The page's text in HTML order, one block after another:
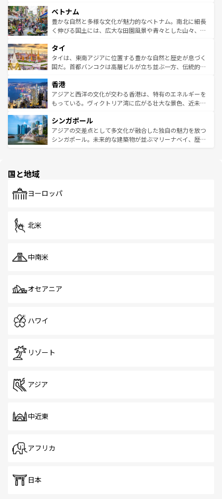
参照してほしい。
容にもいいと評判のスイーツなど、バラエティ豊かな料理
が味わえる。 なお、新着の台湾情報は コンテンツ一覧を参
照してほしい。
き、地方に足を延ばせば四季折々の自然美を楽しむことが
できる。そして、キムチや焼肉、絶品のストリートフード
まで、さまざまな韓国料理が待っている。夜には、韓国な
リティに包まれながら、韓国の多彩な魅力を心ゆくまで味
わってみてほしい。 なお、新着の韓国情報はコンテンツ一
覧を参照してほしい。
ベトナム
豊かな自然と多様な文化が魅力的なベトナム。南北に細長
く伸びる国土には、広大な田園風景や青々とした山々、世
急速な発展と共に伝統が息づく。ハノイの古い町並みやホ
ーチミン市のフランス統治時代の建物も、独特の雰囲気を
醸し出している。また、バラエティの豊かさとおいしさで
とつ。フォーやバインミー、ベトナムコーヒーなどは、ぜ
ひ現地で味わいたい。どの地域を訪れてもあたたかい人々
が旅行者を迎えてくれるので、きっと忘れられない旅にな
参照してほしい。
タイ
タイは、東南アジアに位置する豊かな自然と歴史が息づく
国だ。首都バンコクは高層ビルが立ち並ぶ一方、伝統的な
の活気が交差している。北部ではチェンマイなどの山岳地
帯で自然と触れ合い、南部ではプーケットやクラビの美し
いビーチでリゾート気分を楽しむことができる。タイ料理
激する。気候は一年中温暖で、どの季節にも異なる楽しみ
が待っている。親しみやすいタイの人々、仏教を中心とし
た文化、そして多様な観光資源が、訪れる旅人を魅了し続
香港
アジアと西洋の文化が交わる香港は、特有のエネルギーを
もっている。ヴィクトリア湾に広がる壮大な景色、近未来
み、どこを訪れても感動するはず。観光スポットが密集し
ており、効率よく見どころを回れるのも魅力。息をのむよ
うな絶景から文化的な体験まで、香港を存分に楽しみ尽く
シンガポール
アジアの交差点として多文化が融合した独自の魅力を放つ
シンガポール。未来的な建築物が並ぶマリーナベイ、歴史
で、ホーカーズは地元の風情を楽しめる外せないスポット
国と地域
ヨーロッパ
北米
中南米
オセアニア
ハワイ
リゾート
アジア
中近東
アフリカ
日本